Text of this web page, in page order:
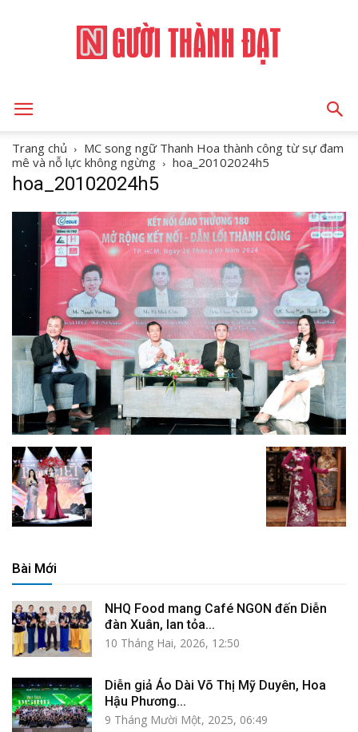
ĐẠT
Trang chủ
MC song ngữ Thanh Hoa thành công từ sự đam
mê và nỗ lực không ngừng
hoa_20102024h5
hoa_20102024h5
Bài Mới
NHQ Food mang Café NGON đến Diễn
đàn Xuân, lan tỏa...
10 Tháng Hai, 2026, 12:50
Diễn giả Áo Dài Võ Thị Mỹ Duyên, Hoa
Hậu Phương...
9 Tháng Mười Một, 2025, 06:49